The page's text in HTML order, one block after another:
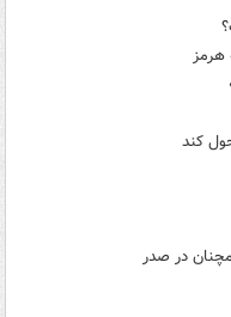
هرمز
در صدر